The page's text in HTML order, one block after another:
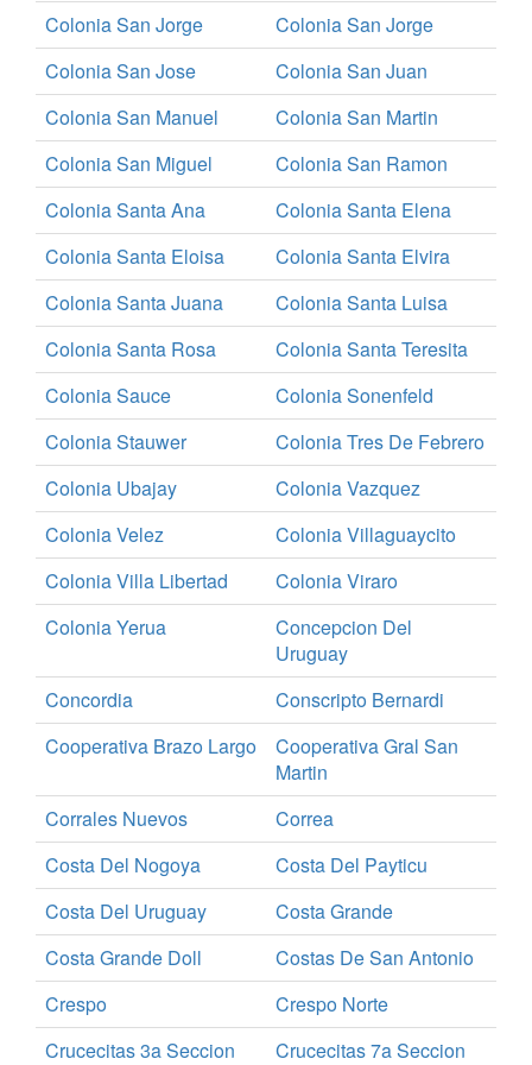
Colonia San Jorge
Colonia San Jorge
Colonia San Jose
Colonia San Juan
Colonia San Manuel
Colonia San Martin
Colonia San Miguel
Colonia San Ramon
Colonia Santa Ana
Colonia Santa Elena
Colonia Santa Eloisa
Colonia Santa Elvira
Colonia Santa Juana
Colonia Santa Luisa
Colonia Santa Rosa
Colonia Santa Teresita
Colonia Sauce
Colonia Sonenfeld
Colonia Stauwer
Colonia Tres De Febrero
Colonia Ubajay
Colonia Vazquez
Colonia Velez
Colonia Villaguaycito
Colonia Villa Libertad
Colonia Viraro
Colonia Yerua
Concepcion Del
Uruguay
Concordia
Conscripto Bernardi
Cooperativa Brazo Largo
Cooperativa Gral San
Martin
Corrales Nuevos
Correa
Costa Del Nogoya
Costa Del Payticu
Costa Del Uruguay
Costa Grande
Costa Grande Doll
Costas De San Antonio
Crespo
Crespo Norte
Crucecitas 3a Seccion
Crucecitas 7a Seccion